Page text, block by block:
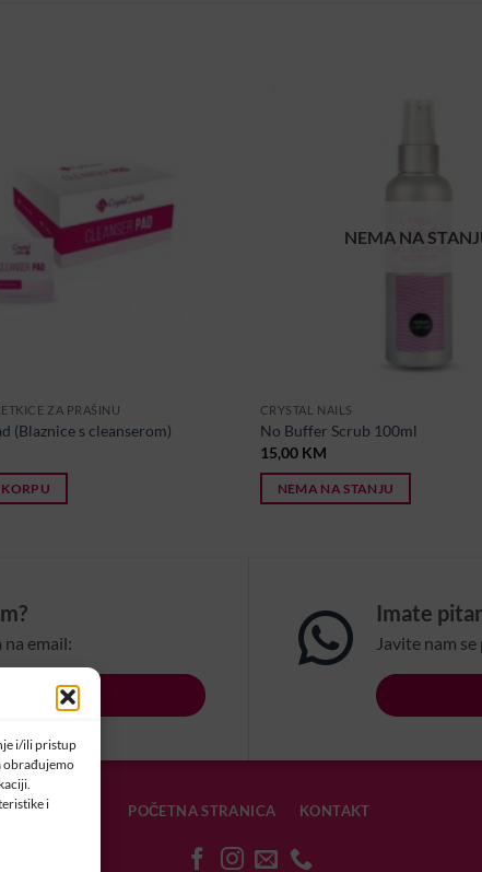
i/ili pristup
obrađujemo
i
ZA PRAŠINU
(Blaznice s cleanserom)
NEMA NA
CRYSTAL NAILS
No Buffer Scrub 100ml
15,00 KM
NEMA NA STANJU
email:
Imate
Javite nam
POČETNA STRANICA KONTAKT